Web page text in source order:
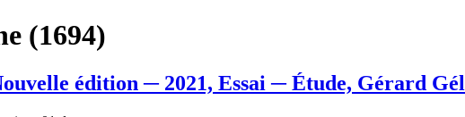
(1694)
édition ─ 2021, Essai ─ Étude, Gérard